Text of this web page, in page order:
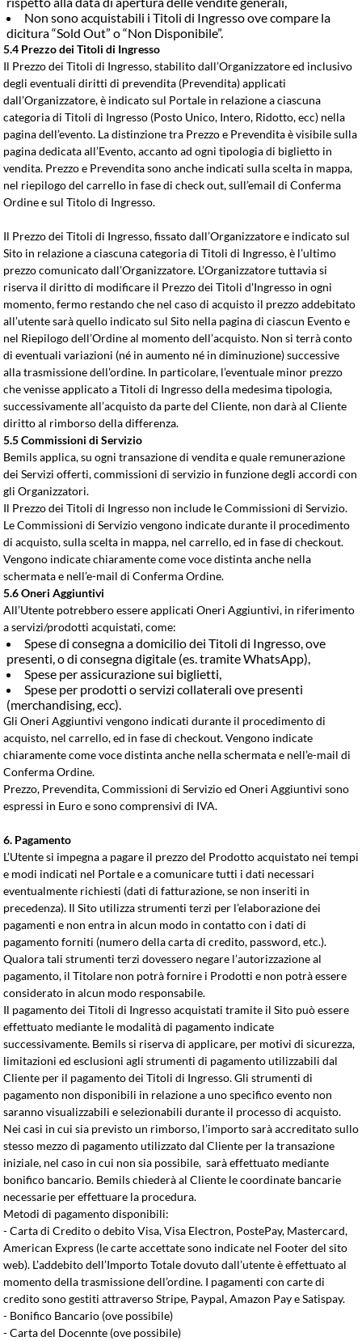
Non sono acquistabili i Titoli di Ingresso ove compare la
dicitura “Sold Out” o “Non Disponibile”.
5.4 Prezzo dei Titoli di Ingresso
Il Prezzo dei Titoli di Ingresso, stabilito dall’Organizzatore ed inclusivo
degli eventuali diritti di prevendita (Prevendita) applicati
dall’Organizzatore, è indicato sul Portale in relazione a ciascuna
categoria di Titoli di Ingresso (Posto Unico, Intero, Ridotto, ecc) nella
pagina dell’evento. La distinzione tra Prezzo e Prevendita è visibile sulla
pagina dedicata all’Evento, accanto ad ogni tipologia di biglietto in
vendita. Prezzo e Prevendita sono anche indicati sulla scelta in mappa,
nel riepilogo del carrello in fase di check out, sull’email di Conferma
Ordine e sul Titolo di Ingresso.
Il Prezzo dei Titoli di Ingresso, fissato dall’Organizzatore e indicato sul
Sito in relazione a ciascuna categoria di Titoli di Ingresso, è l’ultimo
prezzo comunicato dall’Organizzatore. L’Organizzatore tuttavia si
riserva il diritto di modificare il Prezzo dei Titoli d'Ingresso in ogni
momento, fermo restando che nel caso di acquisto il prezzo addebitato
all’utente sarà quello indicato sul Sito nella pagina di ciascun Evento e
nel Riepilogo dell’Ordine al momento dell’acquisto. Non si terrà conto
di eventuali variazioni (né in aumento né in diminuzione) successive
alla trasmissione dell’ordine. In particolare, l’eventuale minor prezzo
che venisse applicato a Titoli di Ingresso della medesima tipologia,
successivamente all’acquisto da parte del Cliente, non darà al Cliente
diritto al rimborso della differenza.
5.5 Commissioni di Servizio
Bemils applica, su ogni transazione di vendita e quale remunerazione
dei Servizi offerti, commissioni di servizio in funzione degli accordi con
gli Organizzatori.
Il Prezzo dei Titoli di Ingresso non include le Commissioni di Servizio.
Le Commissioni di Servizio vengono indicate durante il procedimento
di acquisto, sulla scelta in mappa, nel carrello, ed in fase di checkout.
Vengono indicate chiaramente come voce distinta anche nella
schermata e nell’e-mail di Conferma Ordine.
5.6 Oneri Aggiuntivi
All’Utente potrebbero essere applicati Oneri Aggiuntivi, in riferimento
a servizi/prodotti acquistati, come:
Spese di consegna a domicilio dei Titoli di Ingresso, ove
presenti, o di consegna digitale (es. tramite WhatsApp),
Spese per assicurazione sui biglietti,
Spese per prodotti o servizi collaterali ove presenti
(merchandising, ecc).
Gli Oneri Aggiuntivi vengono indicati durante il procedimento di
acquisto, nel carrello, ed in fase di checkout. Vengono indicate
chiaramente come voce distinta anche nella schermata e nell’e-mail di
Conferma Ordine.
Prezzo, Prevendita, Commissioni di Servizio ed Oneri Aggiuntivi sono
espressi in Euro e sono comprensivi di IVA.
6. Pagamento
L’Utente si impegna a pagare il prezzo del Prodotto acquistato nei tempi
e modi indicati nel Portale e a comunicare tutti i dati necessari
eventualmente richiesti (dati di fatturazione, se non inseriti in
precedenza). Il Sito utilizza strumenti terzi per l’elaborazione dei
pagamenti e non entra in alcun modo in contatto con i dati di
pagamento forniti (numero della carta di credito, password, etc.).
Qualora tali strumenti terzi dovessero negare l’autorizzazione al
pagamento, il Titolare non potrà fornire i Prodotti e non potrà essere
considerato in alcun modo responsabile.
Il pagamento dei Titoli di Ingresso acquistati tramite il Sito può essere
effettuato mediante le modalità di pagamento indicate
successivamente. Bemils si riserva di applicare, per motivi di sicurezza,
limitazioni ed esclusioni agli strumenti di pagamento utilizzabili dal
Cliente per il pagamento dei Titoli di Ingresso. Gli strumenti di
pagamento non disponibili in relazione a uno specifico evento non
saranno visualizzabili e selezionabili durante il processo di acquisto.
Nei casi in cui sia previsto un rimborso, l’importo sarà accreditato sullo
stesso mezzo di pagamento utilizzato dal Cliente per la transazione
iniziale, nel caso in cui non sia possibile, sarà effettuato mediante
bonifico bancario. Bemils chiederà al Cliente le coordinate bancarie
necessarie per effettuare la procedura.
Metodi di pagamento disponibili:
- Carta di Credito o debito Visa, Visa Electron, PostePay, Mastercard,
American Express (le carte accettate sono indicate nel Footer del sito
web). L’addebito dell’Importo Totale dovuto dall’utente è effettuato al
momento della trasmissione dell’ordine. I pagamenti con carte di
credito sono gestiti attraverso Stripe, Paypal, Amazon Pay e Satispay.
- Bonifico Bancario (ove possibile)
- Carta del Docennte (ove possibile)